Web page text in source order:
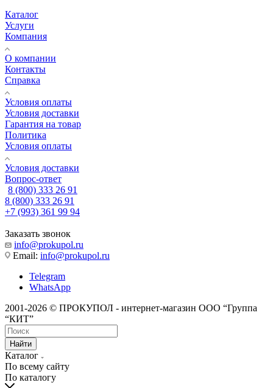
Каталог
Услуги
Компания
О компании
Контакты
Справка
Условия оплаты
Условия доставки
Гарантия на товар
Политика
Условия оплаты
Условия доставки
Вопрос-ответ
8 (800) 333 26 91
8 (800) 333 26 91
+7 (993) 361 99 94
Заказать звонок
info@prokupol.ru
Email: info@prokupol.ru
Telegram
WhatsApp
2001-2026 © ПРОКУПОЛ - интернет-магазин ООО “Группа
“КИТ”
Найти
Каталог
По всему сайту
По каталогу